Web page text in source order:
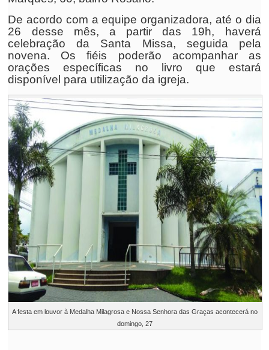
De acordo com a equipe organizadora, até o dia
26 desse mês, a partir das 19h, haverá
celebração da Santa Missa, seguida pela
novena. Os fiéis poderão acompanhar as
orações específicas no livro que estará
disponível para utilização da igreja.
A festa em louvor à Medalha Milagrosa e Nossa Senhora das Graças acontecerá no
domingo, 27